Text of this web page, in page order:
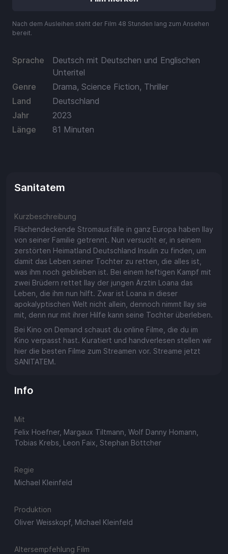
Einlösen
Nach dem Ausleihen steht der Film 48 Stunden lang zum Ansehen
bereit.
Sprache
Deutsch mit Deutschen und Englischen
Unteritel
Genre
Drama, Science Fiction, Thriller
Land
Deutschland
Jahr
2023
Länge
81 Minuten
Sanitatem
Kurzbeschreibung
Flächendeckende Stromausfälle in ganz Europa haben Ilay
von seiner Familie getrennt. Nun versucht er, in seinem
zerstörten Heimatland Deutschland Insulin zu finden, um
damit das Leben seiner Tochter zu retten, die alles ist,
was ihm noch geblieben ist. Bei einem heftigen Kampf mit
zwei Brüdern rettet Ilay der jungen Ärztin Loana das
Leben, die ihm nun hilft. Zwar ist Loana in dieser
apokalyptischen Welt nicht allein, dennoch nimmt Ilay sie
mit, denn nur mit ihrer Hilfe kann seine Tochter überleben.
Bei Kino on Demand schaust du online Filme, die du im
Kino verpasst hast. Kuratiert und handverlesen stellen wir
hier die besten Filme zum Streamen vor. Streame jetzt
SANITATEM.
Info
Mit
Felix Hoefner, Margaux Tiltmann, Wolf Danny Homann,
Tobias Krebs, Leon Faix, Stephan Böttcher
Regie
Michael Kleinfeld
Produktion
Oliver Weisskopf, Michael Kleinfeld
Altersempfehlung Film